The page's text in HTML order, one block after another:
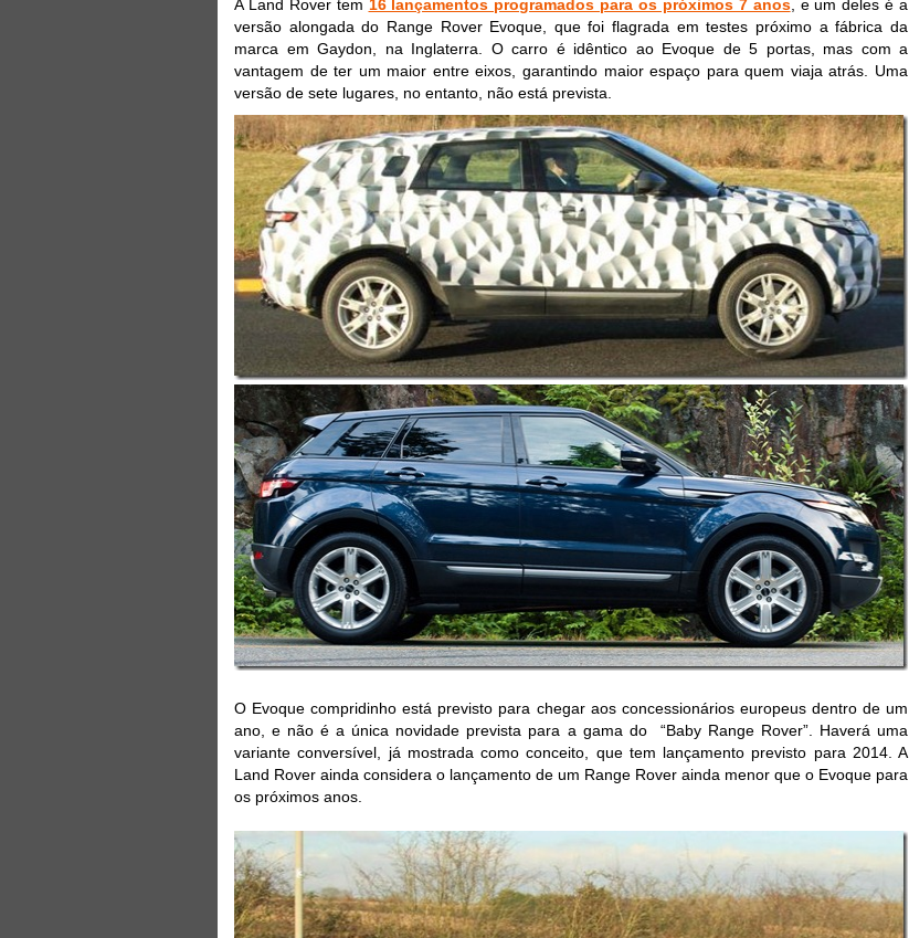
A Land Rover tem 16 lançamentos programados para os próximos 7 anos, e um deles é a
versão alongada do Range Rover Evoque, que foi flagrada em testes próximo a fábrica da
marca em Gaydon, na Inglaterra. O carro é idêntico ao Evoque de 5 portas, mas com a
vantagem de ter um maior entre eixos, garantindo maior espaço para quem viaja atrás. Uma
versão de sete lugares, no entanto, não está prevista.
O Evoque compridinho está previsto para chegar aos concessionários europeus dentro de um
ano, e não é a única novidade prevista para a gama do “Baby Range Rover”. Haverá uma
variante conversível, já mostrada como conceito, que tem lançamento previsto para 2014. A
Land Rover ainda considera o lançamento de um Range Rover ainda menor que o Evoque para
os próximos anos.